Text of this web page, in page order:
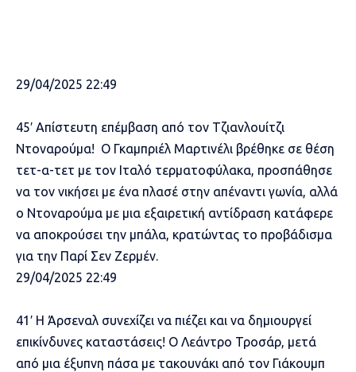
29/04/2025 22:49
45′ Απίστευτη επέμβαση από τον Τζιανλουίτζι
Ντοναρούμα! Ο Γκαμπριέλ Μαρτινέλι βρέθηκε σε θέση
τετ-α-τετ με τον Ιταλό τερματοφύλακα, προσπάθησε
να τον νικήσει με ένα πλασέ στην απέναντι γωνία, αλλά
ο Ντοναρούμα με μια εξαιρετική αντίδραση κατάφερε
να αποκρούσει την μπάλα, κρατώντας το προβάδισμα
για την Παρί Σεν Ζερμέν.
29/04/2025 22:49
41′ Η Άρσεναλ συνεχίζει να πιέζει και να δημιουργεί
επικίνδυνες καταστάσεις! Ο Λεάντρο Τροσάρ, μετά
από μια έξυπνη πάσα με τακουνάκι από τον Γιάκουμπ